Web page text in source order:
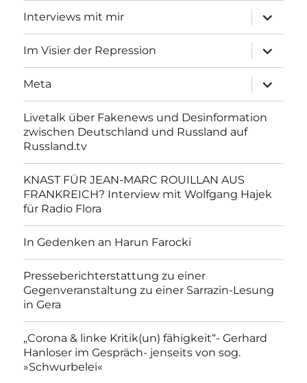
Interviews mit mir
anzeigen
Im Visier der Repression
anzeigen
Meta
anzeigen
Livetalk über Fakenews und Desinformation
zwischen Deutschland und Russland auf
Russland.tv
KNAST FÜR JEAN-MARC ROUILLAN AUS
FRANKREICH? Interview mit Wolfgang Hajek
für Radio Flora
In Gedenken an Harun Farocki
Presseberichterstattung zu einer
Gegenveranstaltung zu einer Sarrazin-Lesung
in Gera
„Corona & linke Kritik(un) fähigkeit“- Gerhard
Hanloser im Gespräch- jenseits von sog.
»Schwurbelei«